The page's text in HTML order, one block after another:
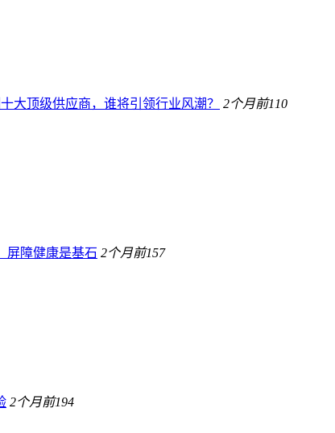
大顶级供应商，谁将引领行业风潮？ 2个月前110
屏障健康是基石 2个月前157
2个月前194